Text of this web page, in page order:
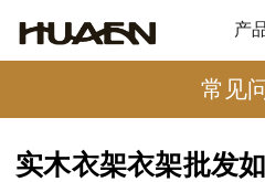
产
常见
实木衣架衣架批发